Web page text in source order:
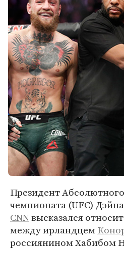
Президент
чемпионата (UFC)
CNNвысказался
между ирландцем
россиянином Хабибом